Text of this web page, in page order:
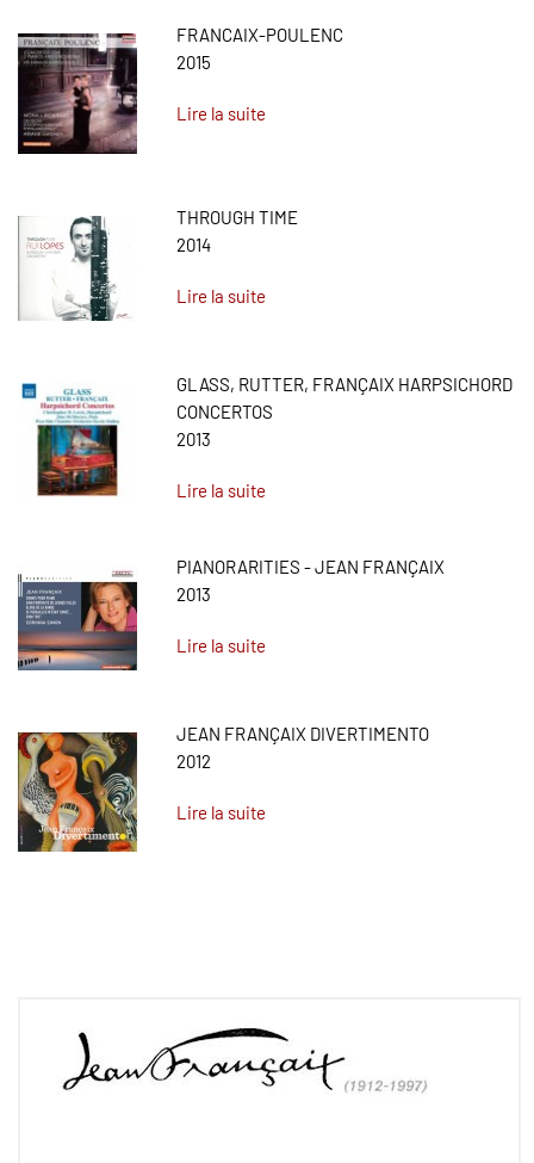
FRANCAIX-POULENC
2015
Lire la suite
THROUGH TIME
2014
Lire la suite
GLASS, RUTTER, FRANÇAIX HARPSICHORD
CONCERTOS
2013
Lire la suite
PIANORARITIES - JEAN FRANÇAIX
2013
Lire la suite
JEAN FRANÇAIX DIVERTIMENTO
2012
Lire la suite